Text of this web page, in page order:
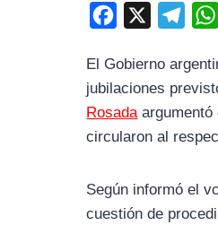
c
e
b
l
e
g
El Gobierno
jubilaciones
Rosadaargumentó
circularon al
Según informó el
cuestión de